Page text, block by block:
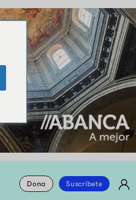
Dona Suscríbete